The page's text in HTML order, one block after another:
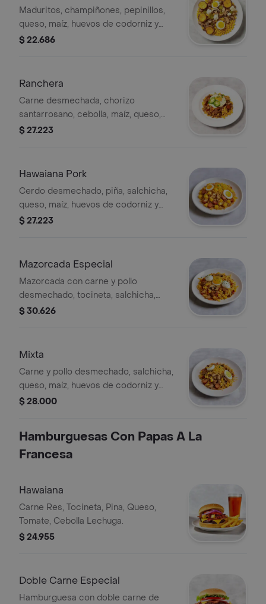
Maduritos, champiñones, pepinillos,
queso, maíz, huevos de codorniz y
papita cabello de ángel.
$ 22.686
Ranchera
Carne desmechada, chorizo
santarrosano, cebolla, maíz, queso,
huevo de codorniz y papita cabello de
$ 27.223
Hawaiana Pork
Cerdo desmechado, piña, salchicha,
queso, maíz, huevos de codorniz y
papita cabello de ángel.
$ 27.223
Mazorcada Especial
Mazorcada con carne y pollo
desmechado, tocineta, salchicha,
maíz, champiñones, queso, 3 huevos
$ 30.626
Mixta
Carne y pollo desmechado, salchicha,
queso, maíz, huevos de codorniz y
papita cabello de ángel.
$ 28.000
Hamburguesas Con Papas A La
Francesa
Hawaiana
Carne Res, Tocineta, Pina, Queso,
Tomate, Cebolla Lechuga.
$ 24.955
Doble Carne Especial
Hamburguesa con doble carne de